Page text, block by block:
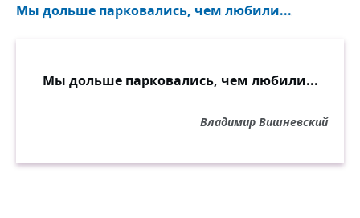
Мы дольше парковались, чем любили...
Мы дольше парковались, чем любили...
Владимир Вишневский